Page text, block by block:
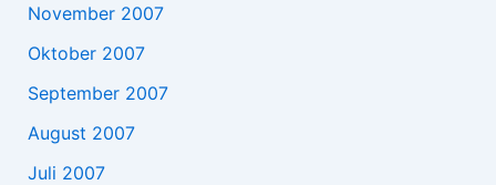
November 2007
Oktober 2007
September 2007
August 2007
Juli 2007